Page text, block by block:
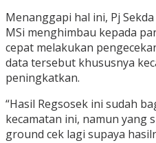
Menanggapi hal ini, Pj
MSi menghimbau kepada
cepat melakukan
data tersebut khususnya
peningkatkan.
“Hasil Regsosek ini sudah
kecamatan ini, namun yang
ground cek lagi supaya